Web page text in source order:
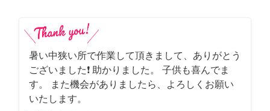
暑い中狭い所で作業して頂きまして、ありがとう
ございました❗️ 助かりました。 子供も喜んでま
す。 また機会がありましたら、よろしくお願い
いたします。